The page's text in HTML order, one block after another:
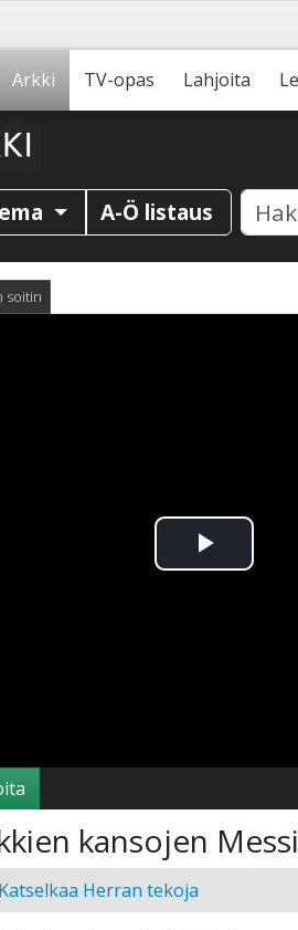
Arkki TV-opas Lahjoita
A-Ö listaus
soitin
Toista
kansojen
Katselkaa Herran tekoja